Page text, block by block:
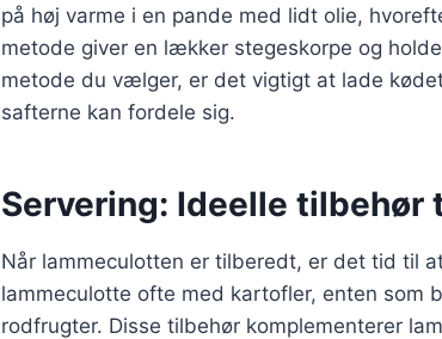
på høj varme i en pande med lidt olie,
metode giver en lækker stegeskorpe og
metode du vælger, er det vigtigt at lade
safterne kan fordele sig.
Servering: Ideelle tilbehør
Når lammeculotten er tilberedt, er det tid til
lammeculotte ofte med kartofler, enten som
rodfrugter. Disse tilbehør komplementerer